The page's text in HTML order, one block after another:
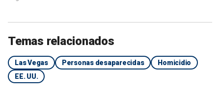
Temas relacionados
Las Vegas Personas desaparecidas
Homicidio
EE. UU.